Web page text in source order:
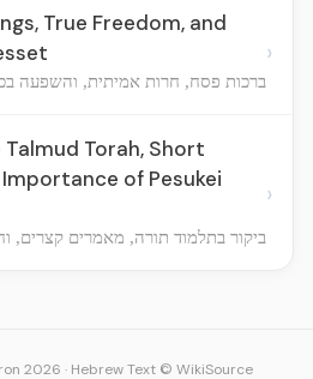
True Freedom, and
ברכות פסח, חרות אמיתית, והשפעה
›
Torah, Short
of Pesukei
ביקור בתלמוד תורה, מאמרים קצרים,
›
2026 · Hebrew Text © WikiSource